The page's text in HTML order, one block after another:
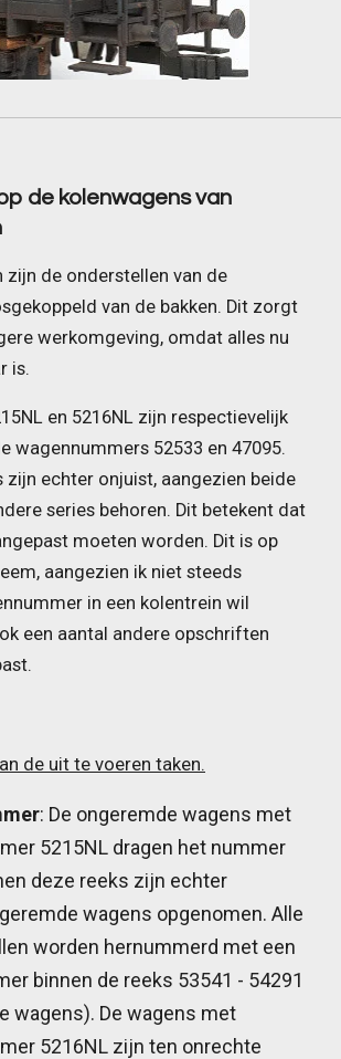
de kolenwagens van
zijn de onderstellen van de
van de bakken. Dit zorgt
werkomgeving, omdat alles nu
is.
en 5216NL zijn respectievelijk
wagennummers 52533 en 47095.
zijn echter onjuist, aangezien beide
series behoren. Dit betekent dat
moeten worden. Dit is op
aangezien ik niet steeds
in een kolentrein wil
een aantal andere opschriften
de uit te voeren taken.
: De ongeremde wagens met
5215NL dragen het nummer
deze reeks zijn echter
wagens opgenomen. Alle
worden hernummerd met een
binnen de reeks 53541 - 54291
wagens). De wagens met
5216NL zijn ten onrechte